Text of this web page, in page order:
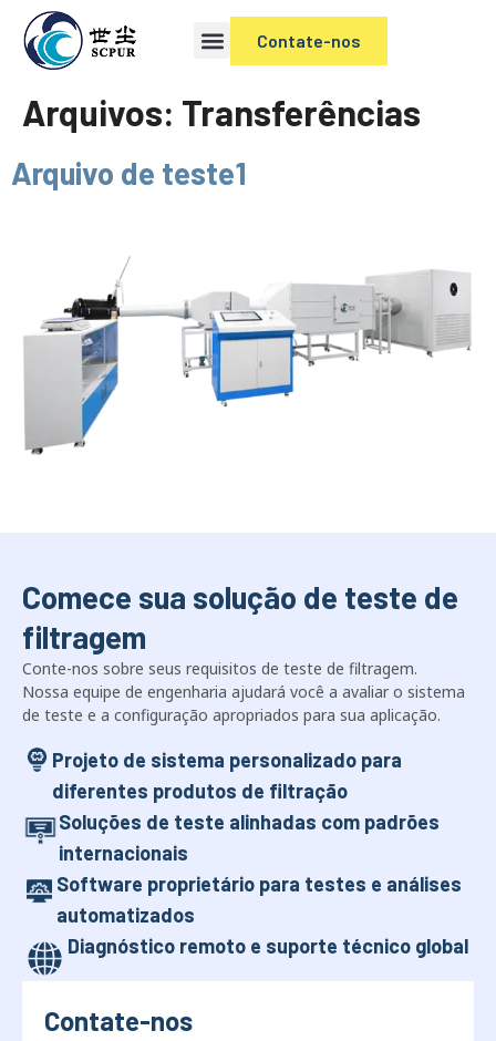
Contate-nos
Arquivos: Transferências
Arquivo de teste1
Comece sua solução de teste de
filtragem
Conte-nos sobre seus requisitos de teste de filtragem.
Nossa equipe de engenharia ajudará você a avaliar o sistema
de teste e a configuração apropriados para sua aplicação.
Projeto de sistema personalizado para
diferentes produtos de filtração
Soluções de teste alinhadas com padrões
internacionais
Software proprietário para testes e análises
automatizados
Diagnóstico remoto e suporte técnico global
Contate-nos